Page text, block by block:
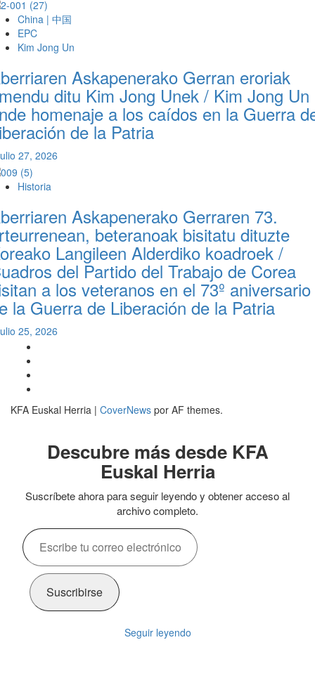
China | 中国
EPC
Kim Jong Un
Askapenerako Gerran eroriak
ditu Kim Jong Unek / Kim Jong Un
homenaje a los caídos en la Guerra
de la Patria
27, 2026
Historia
Askapenerako Gerraren 73.
beteranoak bisitatu dituzte
Langileen Alderdiko koadroek /
del Partido del Trabajo de Corea
a los veteranos en el 73º aniversario
la Guerra de Liberación de la Patria
25, 2026
KFA Euskal Herria | CoverNews por AF themes.
Descubre más desde KFA
Euskal Herria
Suscríbete ahora para seguir leyendo y obtener acceso al
archivo completo.
Escribe
tu
correo
electrónico…
Suscribirse
Seguir leyendo